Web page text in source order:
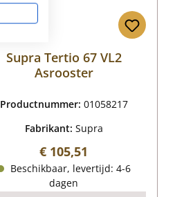
Supra Tertio 67 VL2
Asrooster
Productnummer: 01058217
Fabrikant: Supra
Normale prijs:
€ 105,51
Beschikbaar, levertijd: 4-6
dagen